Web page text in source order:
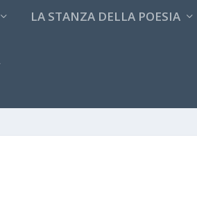
LA STANZA DELLA POESIA